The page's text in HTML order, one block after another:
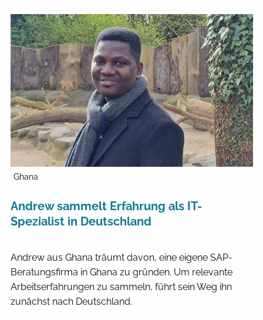
Ghana
Andrew sammelt Erfahrung als IT-
Spezialist in Deutschland
Andrew aus Ghana träumt davon, eine eigene SAP-
Beratungsfirma in Ghana zu gründen. Um relevante
Arbeitserfahrungen zu sammeln, führt sein Weg ihn
zunächst nach Deutschland.